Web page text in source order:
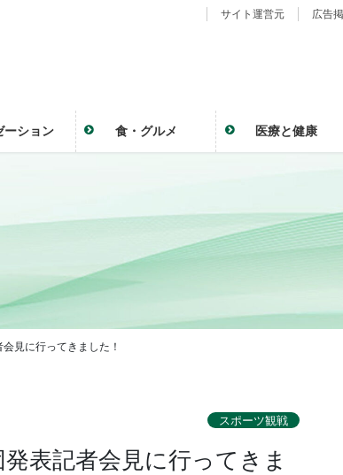
サイト運営元 広告
ーション 食・グルメ 医療と健康
見に行ってきました！
スポーツ観戦
表記者会見に行ってきま